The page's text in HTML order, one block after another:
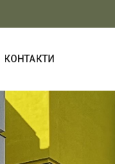
КОНТАКТИ